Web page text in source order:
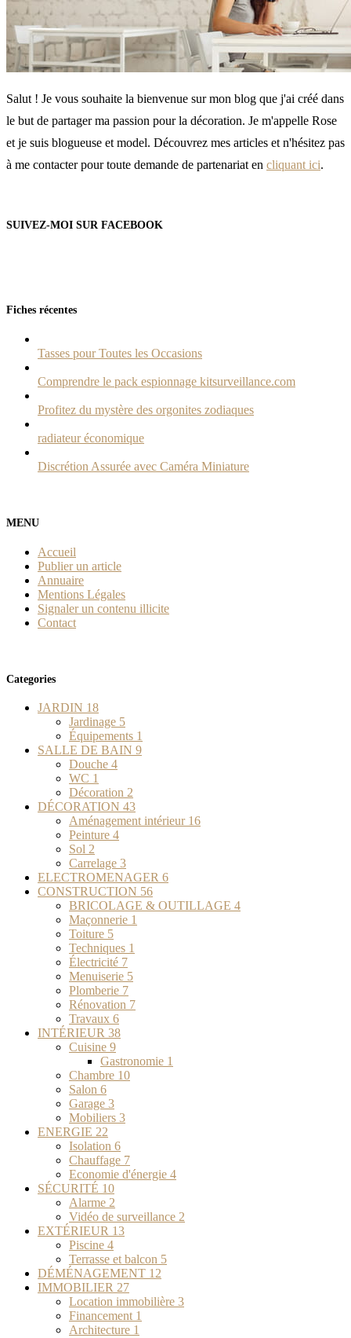
Salut ! Je vous souhaite la bienvenue sur mon blog que j'ai créé dans
le but de partager ma passion pour la décoration. Je m'appelle Rose
et je suis blogueuse et model. Découvrez mes articles et n'hésitez pas
à me contacter pour toute demande de partenariat en cliquant ici.
SUIVEZ-MOI SUR FACEBOOK
Fiches récentes
Tasses pour Toutes les Occasions
Comprendre le pack espionnage kitsurveillance.com
Profitez du mystère des orgonites zodiaques
radiateur économique
Discrétion Assurée avec Caméra Miniature
MENU
Accueil
Publier un article
Annuaire
Mentions Légales
Signaler un contenu illicite
Contact
Categories
JARDIN 18
Jardinage 5
Équipements 1
SALLE DE BAIN 9
Douche 4
WC 1
Décoration 2
DÉCORATION 43
Aménagement intérieur 16
Peinture 4
Sol 2
Carrelage 3
ELECTROMENAGER 6
CONSTRUCTION 56
BRICOLAGE & OUTILLAGE 4
Maçonnerie 1
Toiture 5
Techniques 1
Électricité 7
Menuiserie 5
Plomberie 7
Rénovation 7
Travaux 6
INTÉRIEUR 38
Cuisine 9
Gastronomie 1
Chambre 10
Salon 6
Garage 3
Mobiliers 3
ENERGIE 22
Isolation 6
Chauffage 7
Economie d'énergie 4
SÉCURITÉ 10
Alarme 2
Vidéo de surveillance 2
EXTÉRIEUR 13
Piscine 4
Terrasse et balcon 5
DÉMÉNAGEMENT 12
IMMOBILIER 27
Location immobilière 3
Financement 1
Architecture 1